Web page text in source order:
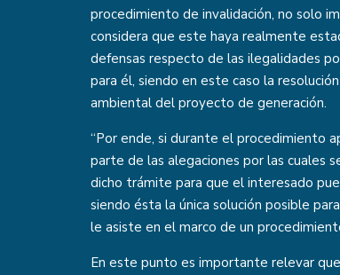
procedimiento de invalidación, no solo
considera que este haya realmente
defensas respecto de las ilegalidades
para él, siendo en este caso la
ambiental del proyecto de generación.
“Por ende, si durante el procedimiento
parte de las alegaciones por las cuales
dicho trámite para que el interesado
siendo ésta la única solución posible
le asiste en el marco de un
En este punto es importante relevar